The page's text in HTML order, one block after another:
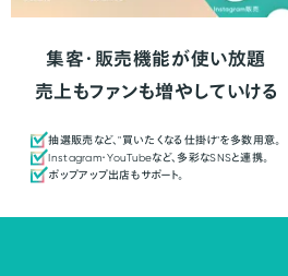
集客・販売機能が使い放題
売上もファンも増やしていける
抽選販売など、"買いたくなる仕掛け"を多数用意。
Instagram・YouTubeなど、多彩なSNSと連携。
ポップアップ出店もサポート。